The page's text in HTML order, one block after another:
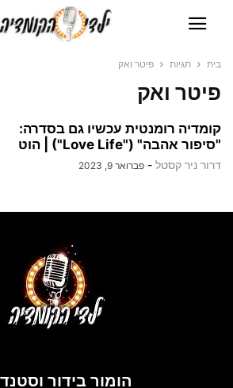
בית תגיות פיטר ואק
פיטר ואק
קומדיה רומנטית עכשיו גם בסדרה:
"סיפור אהבה" ("Love Life") | הוט
דרור ניר קסטל - פברואר 9, 2023
הומור בידור